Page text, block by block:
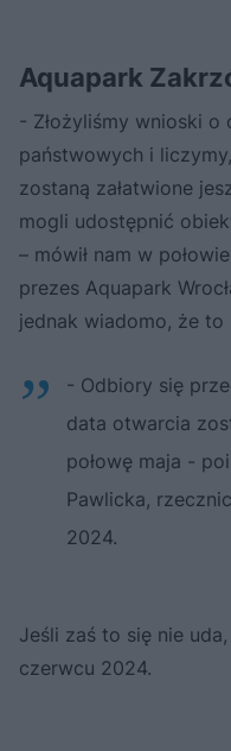
Aquapark
- Złożyliśmy wnioski
państwowych i
zostaną załatwione
mogli udostępnić
– mówił nam w
prezes Aquapark
jednak wiadomo, że to
- Odbiory się
data otwarcia
połowę maja -
Pawlicka,
2024.
Jeśli zaś to się nie
czerwcu 2024.